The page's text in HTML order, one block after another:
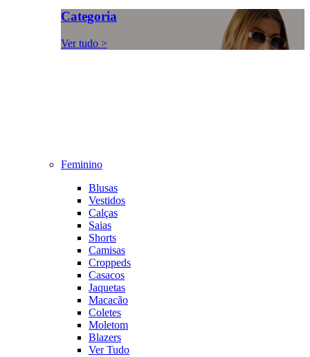
Categoria
Ver tudo >
Feminino
Blusas
Vestidos
Calças
Saias
Shorts
Camisas
Croppeds
Casacos
Jaquetas
Macacão
Coletes
Moletom
Blazers
Ver Tudo